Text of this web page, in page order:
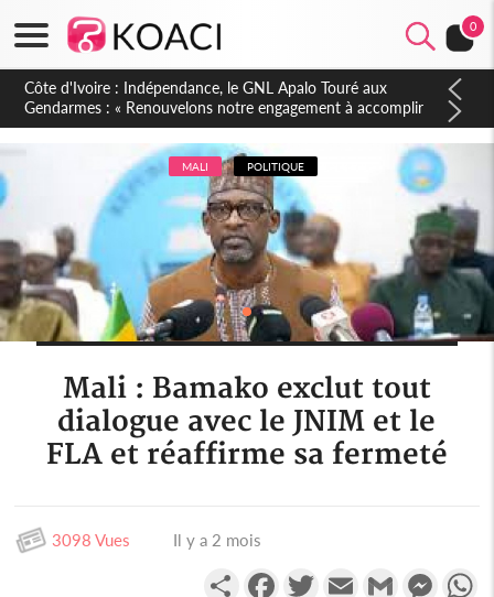
0
Sierra Leone : Un projet de réforme constitutionnelle en
gestation, points clés des amendements, un exclu d'avance
MALI POLITIQUE
Mali : Bamako exclut tout
dialogue avec le JNIM et le
FLA et réaffirme sa fermeté
3098 Vues Il y a 2 mois
PartagerFacebookTwitterEmail Gmail